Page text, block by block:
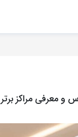
و معرفی مراکز برتر